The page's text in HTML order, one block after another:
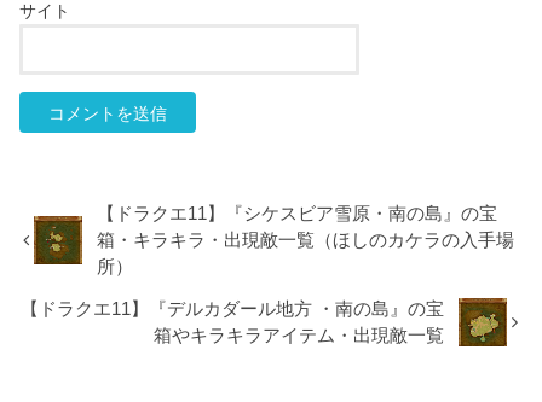
サイト
【ドラクエ11】『シケスビア雪原・南の島』の宝
箱・キラキラ・出現敵一覧（ほしのカケラの入手場
所）
【ドラクエ11】『デルカダール地方 ・南の島』の宝
箱やキラキラアイテム・出現敵一覧